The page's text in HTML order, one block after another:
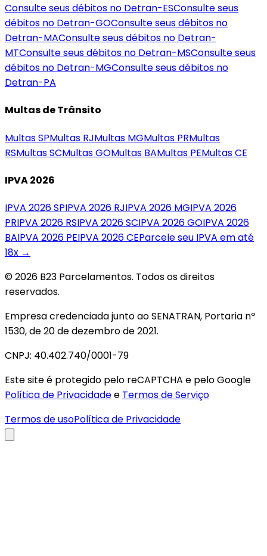
Consulte seus débitos no Detran-ESConsulte seus
débitos no Detran-GOConsulte seus débitos no
Detran-MAConsulte seus débitos no Detran-
MTConsulte seus débitos no Detran-MSConsulte seus
débitos no Detran-MGConsulte seus débitos no
Detran-PA
Multas de Trânsito
MultasSPMultas RJMultas MGMultas PRMultas
RSMultasSCMultasGOMultas BAMultas PEMultasCE
IPVA 2026
IPVA 2026SPIPVA 2026 RJIPVA 2026 MGIPVA 2026
PRIPVA 2026 RSIPVA 2026SCIPVA 2026GOIPVA 2026
BAIPVA 2026 PEIPVA 2026CEParcele seu IPVA em até
18x →
© 2026 B23 Parcelamentos. Todos os direitos
reservados.
Empresa credenciada junto ao SENATRAN, Portaria nº
1530, de 20 de dezembro de 2021.
CNPJ: 40.402.740/0001-79
Este site é protegido pelo reCAPTCHA e pelo Google
Política de Privacidadee Termos de Serviço
Termos de usoPolítica de Privacidade